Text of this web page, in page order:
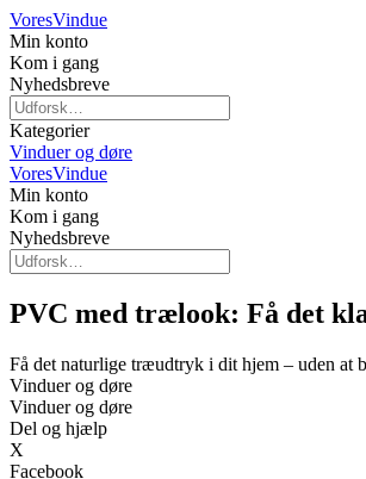
VoresVindue
Min konto
Kom i gang
Nyhedsbreve
Kategorier
Vinduer og døre
VoresVindue
Min konto
Kom i gang
Nyhedsbreve
PVC med trælook: Få det
Få det naturlige træudtryk i dit hjem – uden at
Vinduer og døre
Vinduer og døre
Del og hjælp
X
Facebook